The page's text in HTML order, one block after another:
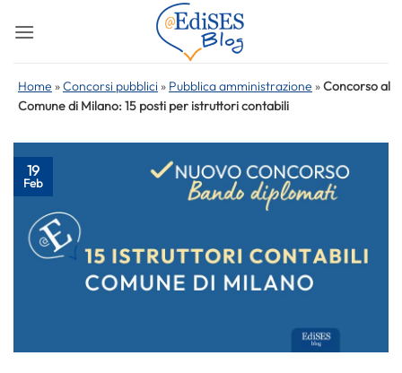
Home »Concorsi pubblici » Pubblica amministrazione »Concorso al
Comune di Milano: 15 posti per istruttori contabili
19
Feb